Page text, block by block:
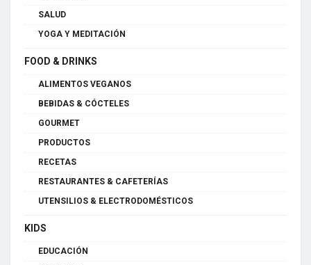
SALUD
YOGA Y MEDITACIÓN
FOOD & DRINKS
ALIMENTOS VEGANOS
BEBIDAS & CÓCTELES
GOURMET
PRODUCTOS
RECETAS
RESTAURANTES & CAFETERÍAS
UTENSILIOS & ELECTRODOMÉSTICOS
KIDS
EDUCACIÓN